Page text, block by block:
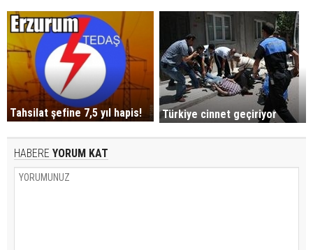
Tahsilat şefine 7,5 yıl hapis! Türkiye cinnet geçiriyor
HABERE YORUM KAT